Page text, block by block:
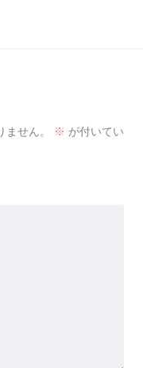
せん。 ※ が付いてい